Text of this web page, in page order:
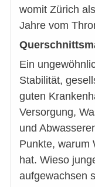
womit Zürich
Jahre vom
Ein
Stabilität,
guten
Versorgung,
und
Punkte, warum
hat. Wieso
aufgewachsen